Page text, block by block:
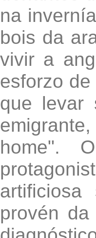
na
bois da
vivir a
esforzo
que levar
home".
provén